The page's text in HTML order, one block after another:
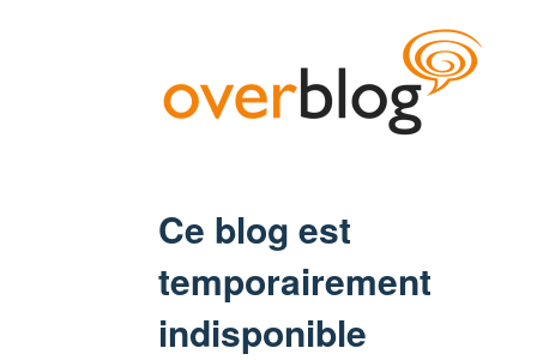
Ce blog est
temporairement
indisponible